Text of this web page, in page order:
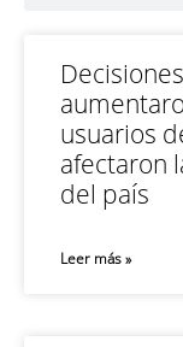
usuarios
afectaron
del país
Leer más »